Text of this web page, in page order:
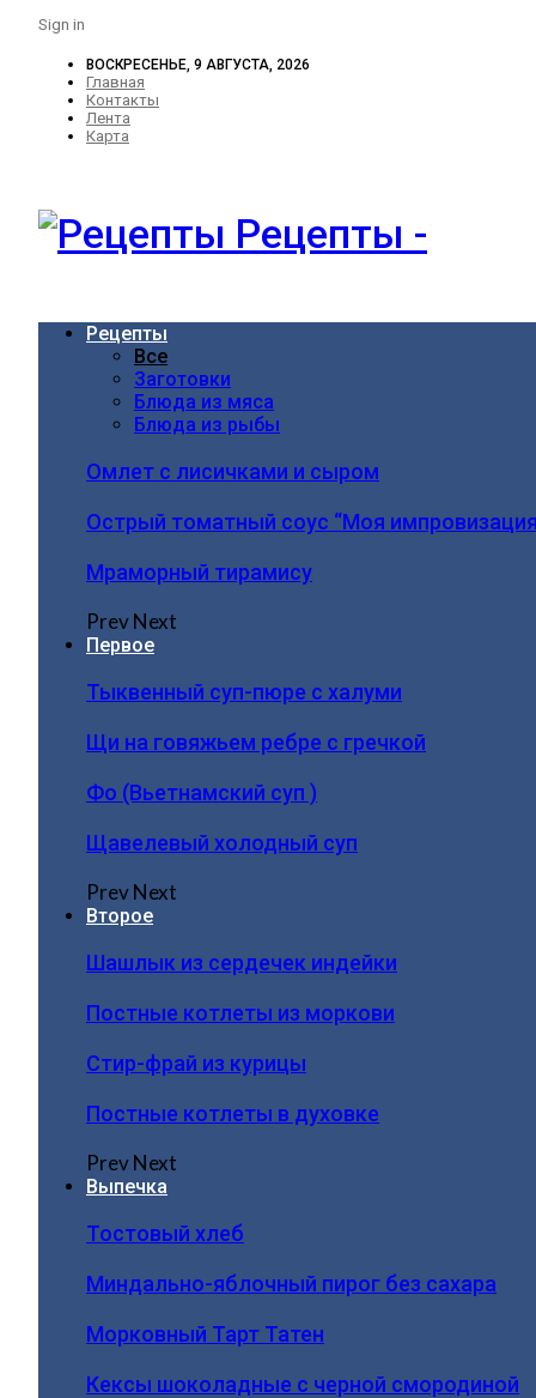
Sign in
ВОСКРЕСЕНЬЕ, 9 АВГУСТА, 2026
Главная
Контакты
Лента
Карта
Рецепты -
Рецепты
Все
Заготовки
Блюда из мяса
Блюда из рыбы
Омлет с лисичками и сыром
Острый томатный соус “Моя
Мраморный тирамису
PrevNext
Первое
Тыквенный суп-пюре с халуми
Щи на говяжьем ребре с гречкой
Фо (Вьетнамский суп )
Щавелевый холодный суп
PrevNext
Второе
Шашлык из сердечек индейки
Постные котлеты из моркови
Стир-фрай из курицы
Постные котлеты в духовке
PrevNext
Выпечка
Тостовый хлеб
Миндально-яблочный пирог без сахара
Морковный Тарт Татен
Кексы шоколадные с черной смородиной